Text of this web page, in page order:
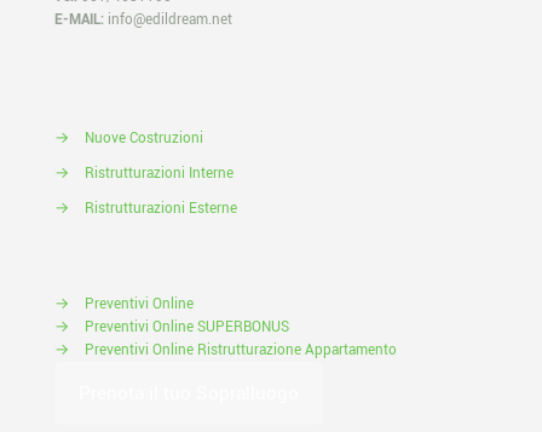
E-MAIL: info@edildream.net
→
Nuove Costruzioni
→
Ristrutturazioni Interne
→
Ristrutturazioni Esterne
→
Preventivi Online
→
Preventivi Online SUPERBONUS
→
Preventivi Online Ristrutturazione Appartamento